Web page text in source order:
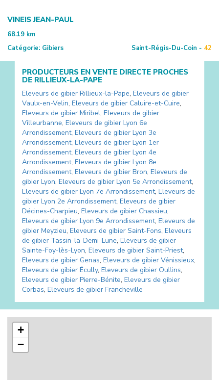
VINEIS JEAN-PAUL
68.19 km
Catégorie: Gibiers Saint-Régis-Du-Coin - 42
PRODUCTEURS EN VENTE DIRECTE PROCHES
DE RILLIEUX-LA-PAPE
Eleveurs de gibier Rillieux-la-Pape, Eleveurs de gibier
Vaulx-en-Velin, Eleveurs de gibier Caluire-et-Cuire,
Eleveurs de gibier Miribel, Eleveurs de gibier
Villeurbanne, Eleveurs de gibier Lyon 6e
Arrondissement, Eleveurs de gibier Lyon 3e
Arrondissement, Eleveurs de gibier Lyon 1er
Arrondissement, Eleveurs de gibier Lyon 4e
Arrondissement, Eleveurs de gibier Lyon 8e
Arrondissement, Eleveurs de gibier Bron, Eleveurs de
gibier Lyon, Eleveurs de gibier Lyon 5e Arrondissement,
Eleveurs de gibier Lyon 7e Arrondissement, Eleveurs de
gibier Lyon 2e Arrondissement, Eleveurs de gibier
Décines-Charpieu, Eleveurs de gibier Chassieu,
Eleveurs de gibier Lyon 9e Arrondissement, Eleveurs de
gibier Meyzieu, Eleveurs de gibier Saint-Fons, Eleveurs
de gibier Tassin-la-Demi-Lune, Eleveurs de gibier
Sainte-Foy-lès-Lyon, Eleveurs de gibier Saint-Priest,
Eleveurs de gibier Genas, Eleveurs de gibier Vénissieux,
Eleveurs de gibier Écully, Eleveurs de gibier Oullins,
Eleveurs de gibier Pierre-Bénite, Eleveurs de gibier
Corbas, Eleveurs de gibier Francheville
+
−